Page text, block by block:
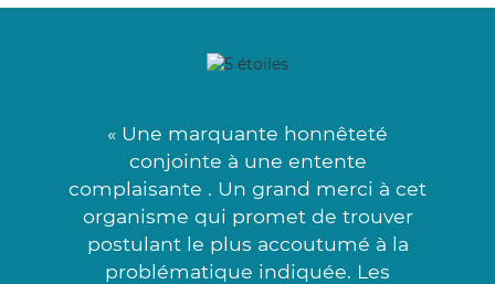
« Une marquante honnêteté
conjointe à une entente
complaisante . Un grand merci à cet
organisme qui promet de trouver
postulant le plus accoutumé à la
problématique indiquée. Les